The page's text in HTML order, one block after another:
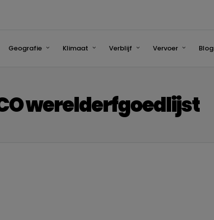
Geografie Klimaat Verblijf Vervoer Blog
werelderfgoedlijst